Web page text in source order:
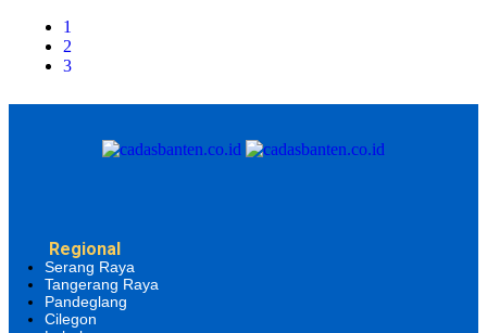
1
2
3
Regional
Serang Raya
Tangerang Raya
Pandeglang
Cilegon